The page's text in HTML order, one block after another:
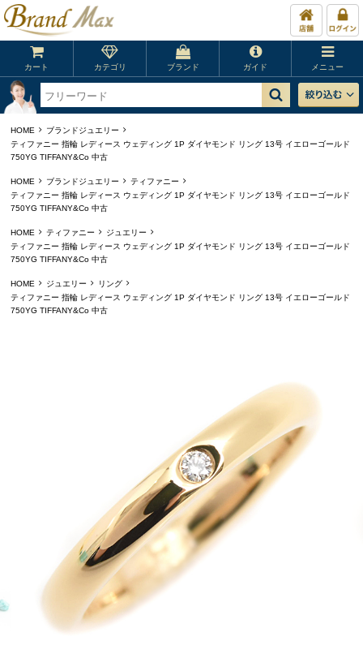
カート カテゴリ ブランド ガイド メニュー
HOME
ブランドジュエリー
ティファニー 指輪 レディース ウェディング 1P ダイヤモンド リング 13号 イエローゴールド
750YG TIFFANY&Co 中古
HOME ブランドジュエリー
ティファニー
ティファニー 指輪 レディース ウェディング 1P ダイヤモンド リング 13号 イエローゴールド
750YG TIFFANY&Co 中古
HOME ティファニー
ジュエリー
ティファニー 指輪 レディース ウェディング 1P ダイヤモンド リング 13号 イエローゴールド
750YG TIFFANY&Co 中古
HOME ジュエリー
リング
ティファニー 指輪 レディース ウェディング 1P ダイヤモンド リング 13号 イエローゴールド
750YG TIFFANY&Co 中古